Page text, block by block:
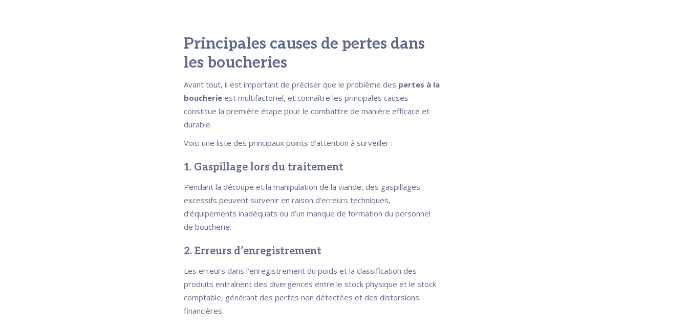
Principales causes de pertes dans
les boucheries
Avant tout, il est important de préciser que le problème des pertes à la
boucherieest multifactoriel, et connaître les principales causes
constitue la première étape pour le combattre de manière efficace et
durable.
Voici une liste des principaux points d’attention à surveiller :
1. Gaspillage lors du traitement
Pendant la découpe et la manipulation de la viande, des gaspillages
excessifs peuvent survenir en raison d’erreurs techniques,
d’équipements inadéquats ou d’un manque de formation du personnel
de boucherie.
2. Erreurs d’enregistrement
Les erreurs dans l’enregistrement du poids et la classification des
produits entraînent des divergences entre le stock physique et le stock
comptable, générant des pertes non détectées et des distorsions
financières.